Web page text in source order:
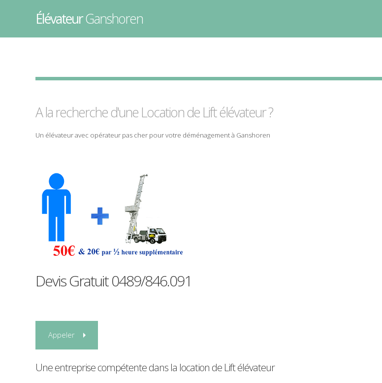
ÉlévateurGanshoren
A la recherche d'une Location deLiftélévateur?
Un élévateuravec opérateur pas cher pour votre déménagementà Ganshoren
Devis Gratuit0489/846.091
Appeler
Une entreprise compétente dans la location de Liftélévateur